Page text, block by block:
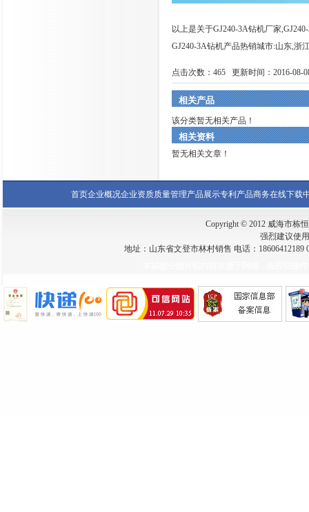
以上是关于GJ240-3A钻机厂家
GJ240-3A钻机产品热销城市:山东,浙
点击次数：465 更新时间：2016-08-
相关产品
该分类暂无相关产品！
相关资料
暂无相关文章！
首页企业概况企业资质质量管理产品展示专利产品商务在线下载
Copyright © 2012 威海市栋
强烈建议使
地址：山东省文登市林村销售 电话：18606412189